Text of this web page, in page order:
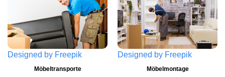
Designed by Freepik
Möbeltransporte
Designed by Freepik
Möbelmontage